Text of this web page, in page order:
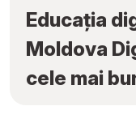
Educația
Moldova
cele mai